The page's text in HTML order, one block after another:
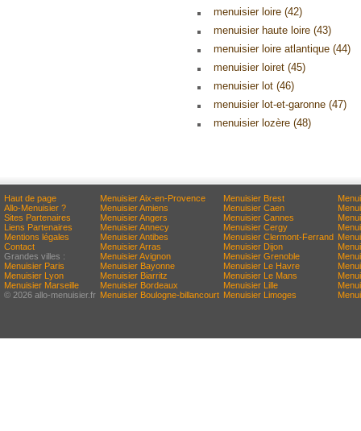
menuisier loire (42)
menuisier haute loire (43)
menuisier loire atlantique (44)
menuisier loiret (45)
menuisier lot (46)
menuisier lot-et-garonne (47)
menuisier lozère (48)
Haut de page
Allo-Menuisier ?
Sites Partenaires
Liens Partenaires
Mentions légales
Contact
Grandes villes :
Menuisier Paris
Menuisier Lyon
Menuisier Marseille
© 2026 allo-menuisier.fr
Menuisier Aix-en-Provence
Menuisier Amiens
Menuisier Angers
Menuisier Annecy
Menuisier Antibes
Menuisier Arras
Menuisier Avignon
Menuisier Bayonne
Menuisier Biarritz
Menuisier Bordeaux
Menuisier Boulogne-billancourt
Menuisier Brest
Menuisier Caen
Menuisier Cannes
Menuisier Cergy
Menuisier Clermont-Ferrand
Menuisier Dijon
Menuisier Grenoble
Menuisier Le Havre
Menuisier Le Mans
Menuisier Lille
Menuisier Limoges